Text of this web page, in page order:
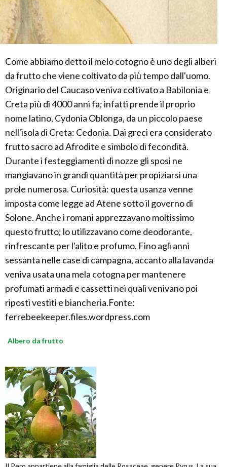
Come abbiamo detto il melo cotogno è uno degli alberi
da frutto che viene coltivato da più tempo dall'uomo.
Originario del Caucaso veniva coltivato a Babilonia e
Creta più di 4000 anni fa; infatti prende il proprio
nome latino, Cydonia Oblonga, da un piccolo paese
nell'isola di Creta: Cedonia. Dai greci era considerato
frutto sacro ad Afrodite e simbolo di fecondità.
Durante i festeggiamenti di nozze gli sposi ne
mangiavano in grandi quantità per propiziarsi una
prole numerosa. Curiosità: questa usanza venne
imposta come legge ad Atene sotto il governo di
Solone. Anche i romani apprezzavano moltissimo
questo frutto; lo utilizzavano come deodorante,
rinfrescante per l'alito e profumo. Fino agli anni
sessanta nelle case di campagna, accanto alla lavanda
veniva usata una mela cotogna per mantenere
profumati armadi e cassetti nei quali venivano poi
riposti vestiti e biancheria.Fonte:
ferrebeekeeper.files.wordpress.com
Albero da frutto